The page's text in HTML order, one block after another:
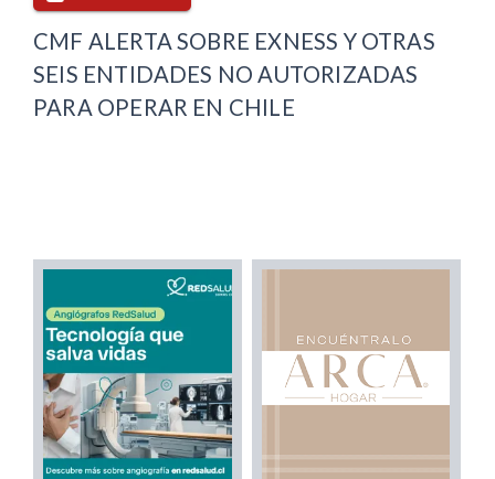
CMF ALERTA SOBRE EXNESS Y OTRAS
SEIS ENTIDADES NO AUTORIZADAS
PARA OPERAR EN CHILE